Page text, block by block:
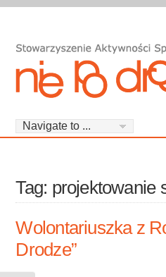
Tag: projektowanie
Wolontariuszka z
Drodze”